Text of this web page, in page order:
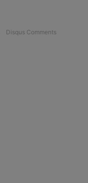
Disqus Comments